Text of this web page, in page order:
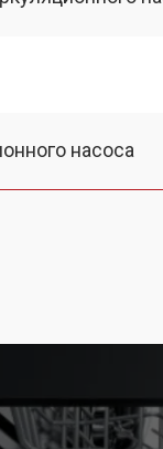
насоса